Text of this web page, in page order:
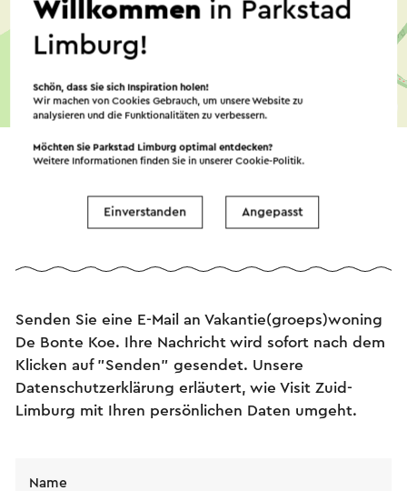
©OpenStreetMap
→ Planen Sie Ihre Route
Senden Sie eine E-Mail
Senden Sie eine E-Mail an Vakantie(groeps)woning
De Bonte Koe. Ihre Nachricht wird sofort nach dem
Klicken auf "Senden" gesendet. Unsere
Datenschutzerklärung erläutert, wie Visit Zuid-
Limburg mit Ihren persönlichen Daten umgeht.
Name
Willkommen in Parkstad
Limburg!
Schön, dass Sie sich Inspiration holen!
Wir machen von Cookies Gebrauch, um unsere Website zu
analysieren und die Funktionalitäten zu verbessern.
Möchten Sie Parkstad Limburg optimal entdecken?
Weitere Informationen finden Sie in unsererCookie-Politik.
Einverstanden Angepasst